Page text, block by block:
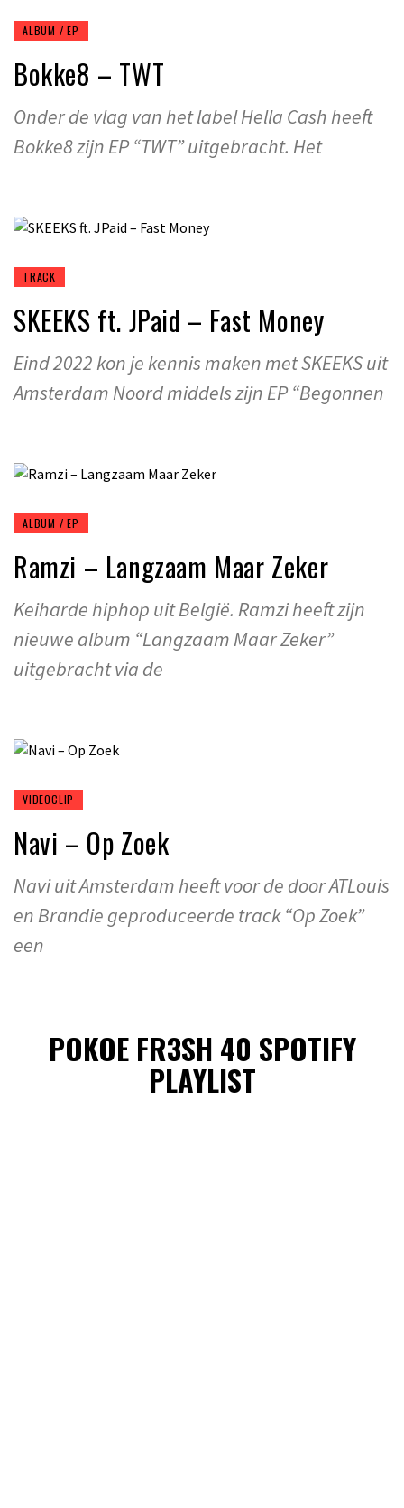
ALBUM / EP
Bokke8 – TWT
Onder de vlag van het label Hella Cash heeft
Bokke8 zijn EP “TWT” uitgebracht. Het
TRACK
SKEEKS ft. JPaid – Fast Money
Eind 2022 kon je kennis maken met SKEEKS uit
Amsterdam Noord middels zijn EP “Begonnen
ALBUM / EP
Ramzi – Langzaam Maar Zeker
Keiharde hiphop uit België. Ramzi heeft zijn
nieuwe album “Langzaam Maar Zeker”
uitgebracht via de
VIDEOCLIP
Navi – Op Zoek
Navi uit Amsterdam heeft voor de door ATLouis
en Brandie geproduceerde track “Op Zoek”
een
POKOE FR3SH 40 SPOTIFY
PLAYLIST